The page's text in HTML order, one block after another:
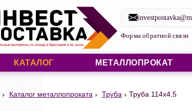
Строительные
Форма обратной связи
КАТАЛОГ МЕТАЛЛОПРОКАТ
Каталог металлопроката Труба Труба 114х4,5